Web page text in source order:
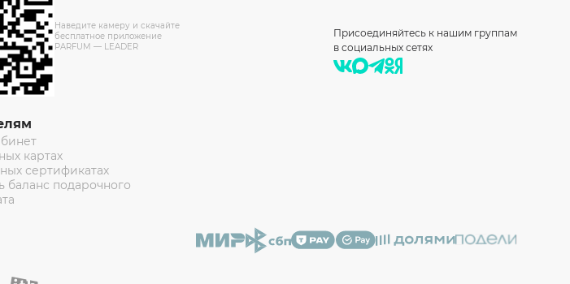
Наведите камеру и скачайте
бесплатное приложение
PARFUM — LEADER
картах
сертификатах
баланс подарочного
Присоединяйтесь к нашим группам
в социальных сетях